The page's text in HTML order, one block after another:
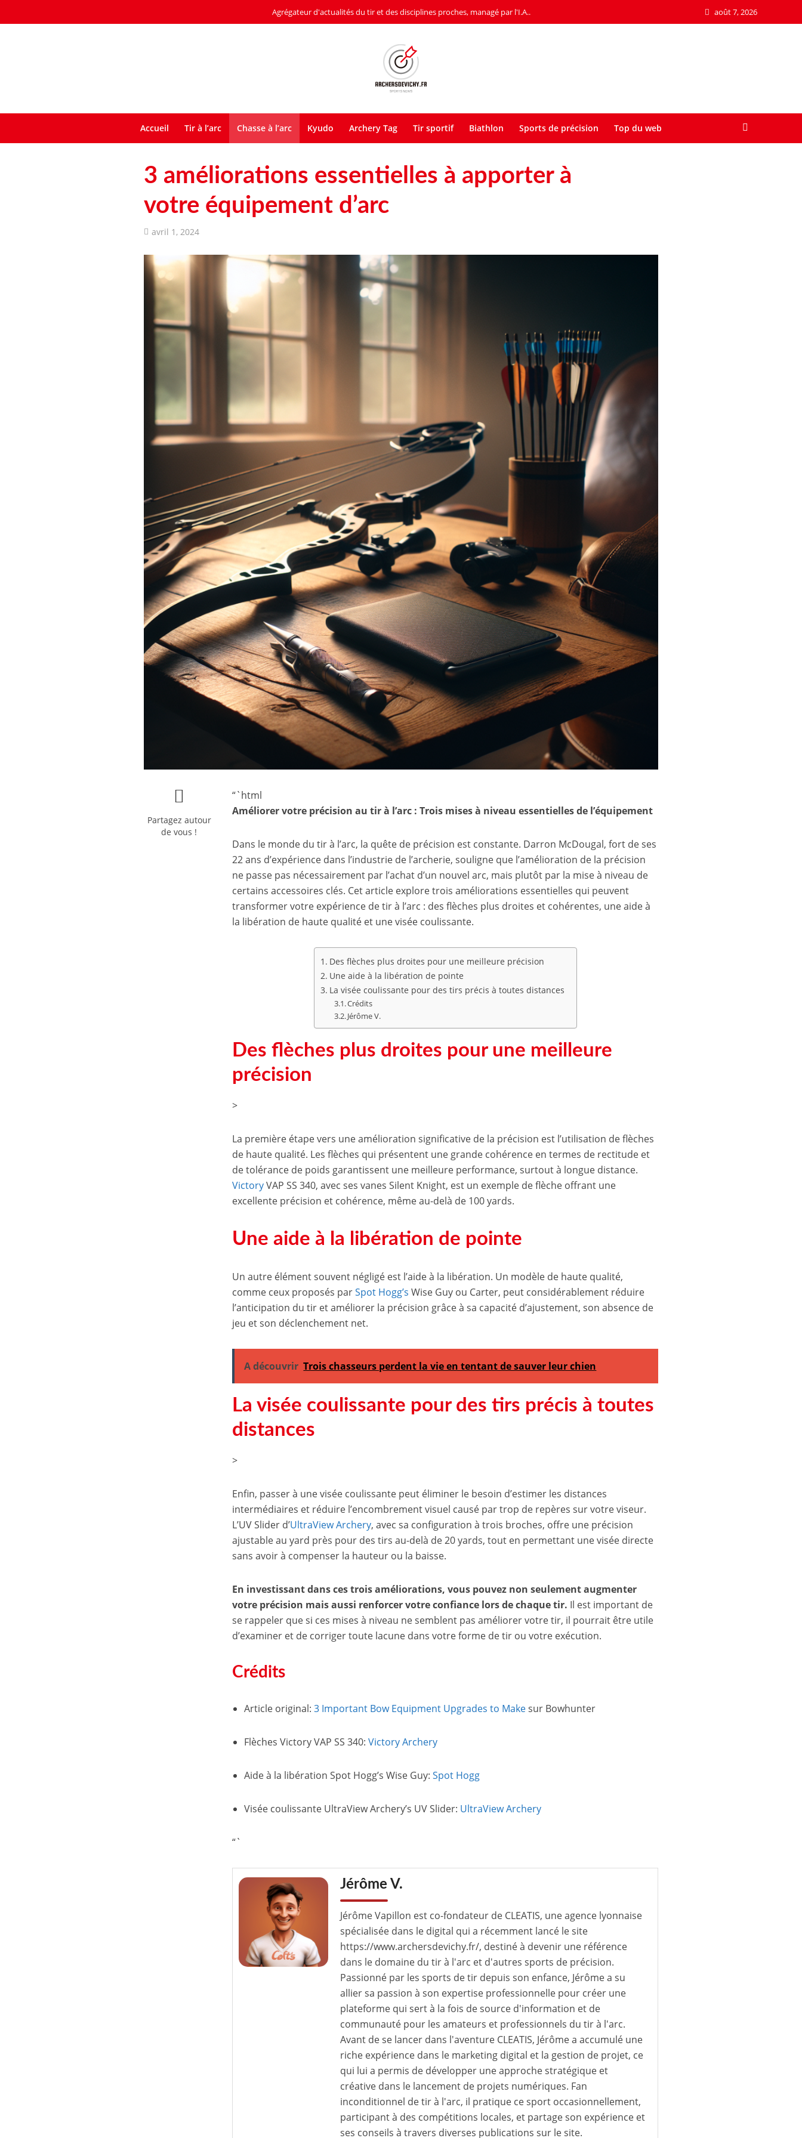
août 7, 2026
Agrégateur d'actualités du tir et des disciplines proches, managé par l'I.A..
Accueil Tir à l’arc Chasse à l’arc Kyudo Archery Tag Tir sportif Biathlon Sports de précision Top du web
3 améliorations essentielles à apporter à
votre équipement d’arc
avril 1, 2024
Partagez autour
de vous !
“`html
Améliorer votre précision au tir à l’arc : Trois mises à niveau essentielles de l’équipement
Dans le monde du tir à l’arc, la quête de précision est constante. Darron McDougal, fort de ses
22 ans d’expérience dans l’industrie de l’archerie, souligne que l’amélioration de la précision
ne passe pas nécessairement par l’achat d’un nouvel arc, mais plutôt par la mise à niveau de
certains accessoires clés. Cet article explore trois améliorations essentielles qui peuvent
transformer votre expérience de tir à l’arc : des flèches plus droites et cohérentes, une aide à
la libération de haute qualité et une visée coulissante.
Des flèches plus droites pour une meilleure précision
Une aide à la libération de pointe
La visée coulissante pour des tirs précis à toutes distances
Crédits
Jérôme V.
Des flèches plus droites pour une meilleure
précision
>
La première étape vers une amélioration significative de la précision est l’utilisation de flèches
de haute qualité. Les flèches qui présentent une grande cohérence en termes de rectitude et
de tolérance de poids garantissent une meilleure performance, surtout à longue distance.
VictoryVAP SS 340, avec ses vanes Silent Knight, est un exemple de flèche offrant une
excellente précision et cohérence, même au-delà de 100 yards.
Une aide à la libération de pointe
Un autre élément souvent négligé est l’aide à la libération. Un modèle de haute qualité,
comme ceux proposés parSpot Hogg’s Wise Guy ou Carter, peut considérablement réduire
l’anticipation du tir et améliorer la précision grâce à sa capacité d’ajustement, son absence de
jeu et son déclenchement net.
A découvrir Trois chasseurs perdent la vie en tentant de sauver leur chien
La visée coulissante pour des tirs précis à toutes
distances
>
Enfin, passer à une visée coulissante peut éliminer le besoin d’estimer les distances
intermédiaires et réduire l’encombrement visuel causé par trop de repères sur votre viseur.
L’UV Slider d’UltraView Archery, avec sa configuration à trois broches, offre une précision
ajustable au yard près pour des tirs au-delà de 20 yards, tout en permettant une visée directe
sans avoir à compenser la hauteur ou la baisse.
En investissant dans ces trois améliorations, vous pouvez non seulement augmenter
votre précision mais aussi renforcer votre confiance lors de chaque tir. Il est important de
se rappeler que si ces mises à niveau ne semblent pas améliorer votre tir, il pourrait être utile
d’examiner et de corriger toute lacune dans votre forme de tir ou votre exécution.
Crédits
Article original:3 Important Bow Equipment Upgrades to Makesur Bowhunter
Flèches Victory VAP SS 340:Victory Archery
Aide à la libération Spot Hogg’s Wise Guy:Spot Hogg
Visée coulissante UltraView Archery’s UV Slider: UltraView Archery
“`
Jérôme V.
Jérôme Vapillon est co-fondateur de CLEATIS, une agence lyonnaise
spécialisée dans le digital qui a récemment lancé le site
https://www.archersdevichy.fr/, destiné à devenir une référence
dans le domaine du tir à l'arc et d'autres sports de précision.
Passionné par les sports de tir depuis son enfance, Jérôme a su
allier sa passion à son expertise professionnelle pour créer une
plateforme qui sert à la fois de source d'information et de
communauté pour les amateurs et professionnels du tir à l'arc.
Avant de se lancer dans l'aventure CLEATIS, Jérôme a accumulé une
riche expérience dans le marketing digital et la gestion de projet, ce
qui lui a permis de développer une approche stratégique et
créative dans le lancement de projets numériques. Fan
inconditionnel de tir à l'arc, il pratique ce sport occasionnellement,
participant à des compétitions locales, et partage son expérience et
ses conseils à travers diverses publications sur le site.